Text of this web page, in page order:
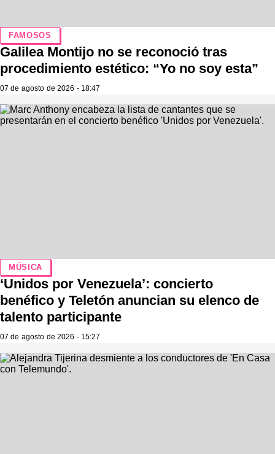
FAMOSOS
Galilea Montijo no se reconoció tras
procedimiento estético: “Yo no soy esta”
07 de agosto de 2026 - 18:47
MÚSICA
‘Unidos por Venezuela’: concierto
benéfico y Teletón anuncian su elenco de
talento participante
07 de agosto de 2026 - 15:27